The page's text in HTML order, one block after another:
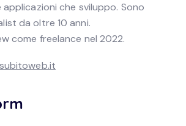
applicazioni che sviluppo. Sono
da oltre 10 anni.
come freelance nel 2022.